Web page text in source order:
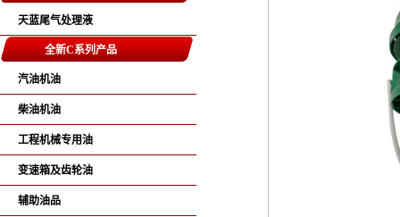
天蓝尾气处理液
全新C系列产品
汽油机油
柴油机油
工程机械专用油
变速箱及齿轮油
辅助油品